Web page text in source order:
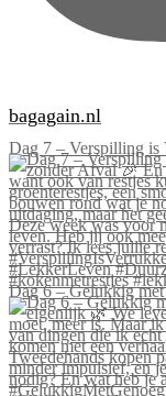
bagagain.nl
Dag 7 – Verspilling is
Dag 6 – Gelukkig